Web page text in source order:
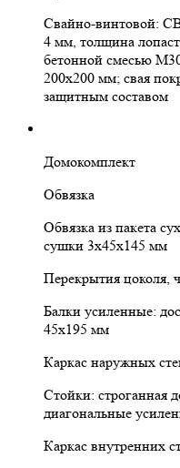
Свайно-винтовой:
4 мм, толщина
бетонной смесью
200х200 мм; свая
защитным составом
Домокомплект
Обвязка
Обвязка из пакета
сушки 3х45х145 мм
Перекрытия цоколя,
Балки усиленные:
45х195 мм
Каркас наружных
Стойки: строганная
диагональные
Каркас внутренних